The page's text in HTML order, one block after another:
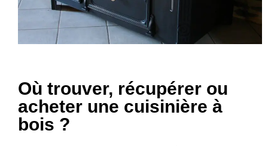
Où trouver, récupérer ou
acheter une cuisinière à
bois ?